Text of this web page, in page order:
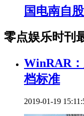
国电南自
零点娱乐时刊
WinRAR
档标准
2019-01-19